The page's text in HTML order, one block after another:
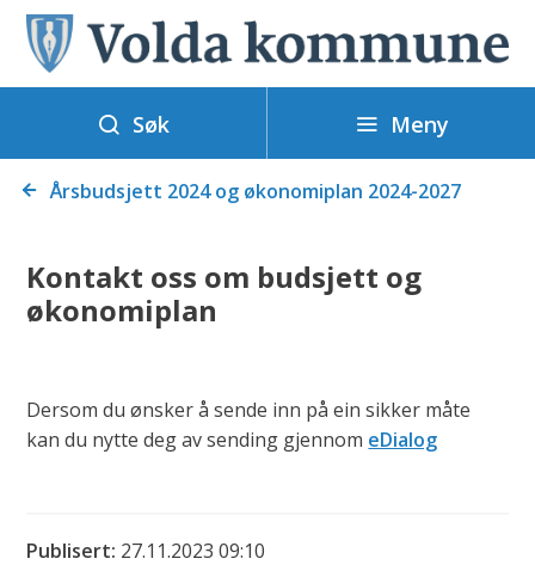
V
o
l
a
Søk Meny
Du Årsbudsjett 2024 og økonomiplan 2024-2027
Kontakt oss om budsjett og
økonomiplan
Dersom du ønsker å sende inn på ein sikker måte
kan du nytte deg av sending gjennom eDialog
Publisert 27.11.2023 09:10